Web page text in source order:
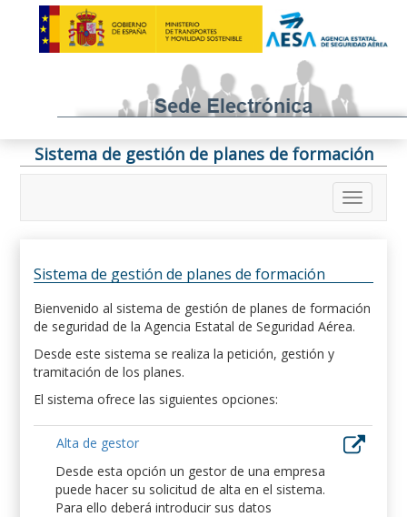
Sistema de gestión de planes de formación
Sistema de gestión de planes de formación
Bienvenido al sistema de gestión de planes de formación
de seguridad de la Agencia Estatal de Seguridad Aérea.
Desde este sistema se realiza la petición, gestión y
tramitación de los planes.
El sistema ofrece las siguientes opciones:
Alta de gestor
Desde esta opción un gestor de una empresa
puede hacer su solicitud de alta en el sistema.
Para ello deberá introducir sus datos